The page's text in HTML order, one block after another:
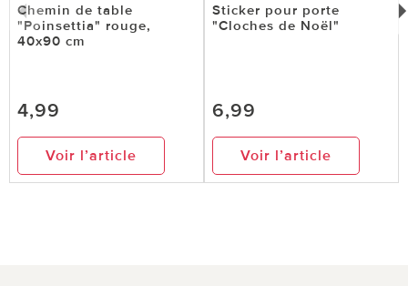
Chemin de table
"Poinsettia" rouge,
40x90 cm
4,99
Voir l’article
Sticker pour porte
"Cloches de Noël"
6,99
Voir l’article